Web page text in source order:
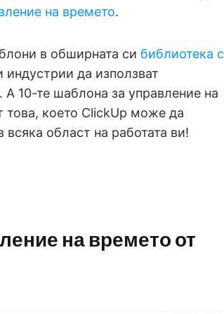
на времето.
в обширната си библиотека с
индустрии да използват
10-те шаблона за управление на
това, което ClickUp може да
област на работата ви!
на времето от